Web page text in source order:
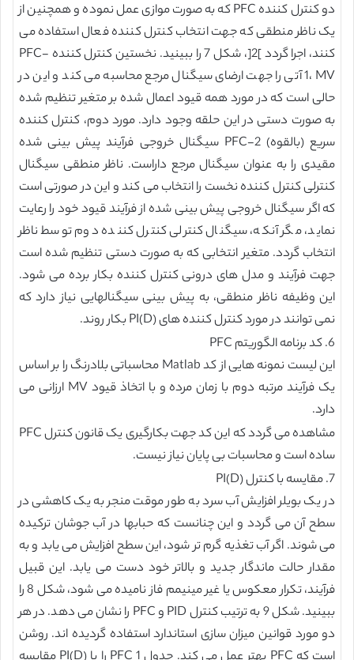
دو کنترل کننده PFC که به صورت موازی عمل نموده و همچنین از
یک ناظر منطقی که جهت انتخاب کنترل کننده فعال استفاده می
کنند، اجرا گردد ]2[، شکل 7 را ببینید. نخستین کنترل کننده PFC-
1، MV آتی را جهت ارضای سیگنال مرجع محاسبه می کند و این در
حالی است که در مورد همه قیود اعمال شده بر متغیر تنظیم شده
به صورت دستی در این حلقه وجود دارد. مورد دوم، کنترل کننده
سریع (بالقوه) PFC-2 سیگنال خروجی فرآیند پیش بینی شده
مقیدی را به عنوان سیگنال مرجع داراست. ناظر منطقی سیگنال
کنترلی کنترل کننده نخست را انتخاب می کند و این در صورتی است
که اگر سیگنال خروجی پیش بینی شده از فرآیند قیود خود را رعایت
نماید، مگر آنکه، سیگنال کنترلی کنترل کننده دوم توسط ناظر
انتخاب گردد. متغیر انتخابی که به صورت دستی تنظیم شده است
جهت فرآیند و مدل های درونی کنترل کننده بکار برده می شود.
این وظیفه ناظر منطقی، به پیش بینی سیگنالهایی نیاز دارد که
نمی توانند در مورد کنترل کننده های PI(D) بکار روند.
6. کد برنامه الگوریتم PFC
این لیست نمونه هایی از کد Matlab محاسباتی بلادرنگ را بر اساس
یک فرآیند مرتبه دوم با زمان مرده و با اتخاذ قیود MV ارزانی می
دارد.
مشاهده می گردد که این کد جهت بکارگیری یک قانون کنترل PFC
ساده است و محاسبات بی پایان نیاز نیست.
7. مقایسه با کنترل PI(D)
در یک بویلر افزایش آب سرد به طور موقت منجر به یک کاهشی در
سطح آن می گردد و این چنانست که حبابها در آب جوشان ترکیده
می شوند. اگر آب تغذیه گرم تر شود، این سطح افزایش می یابد و به
مقدار حالت ماندگار جدید و بالاتر خود دست می یابد. این قبیل
فرآیند، تکرار معکوس یا غیر مینیمم فاز نامیده می شود، شکل 8 را
ببینید. شکل 9 به ترتیب کنترل PID و PFC را نشان می دهد. در هر
دو مورد قوانین میزان سازی استاندارد استفاده گردیده اند. روشن